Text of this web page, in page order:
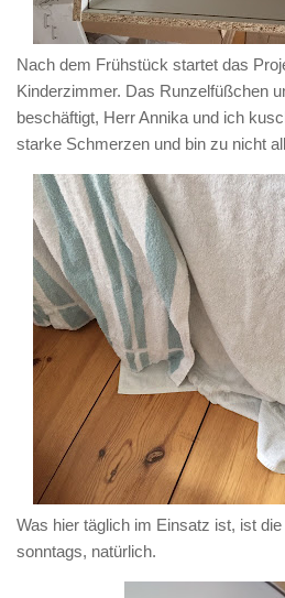
Nach dem Frühstück startet das
Kinderzimmer. Das Runzelfüßchen
beschäftigt, Herr Annika und ich
starke Schmerzen und bin zu nicht
Was hier täglich im Einsatz ist, ist
sonntags, natürlich.